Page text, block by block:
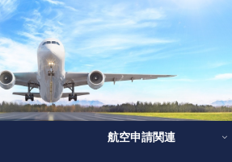
航空申請関連